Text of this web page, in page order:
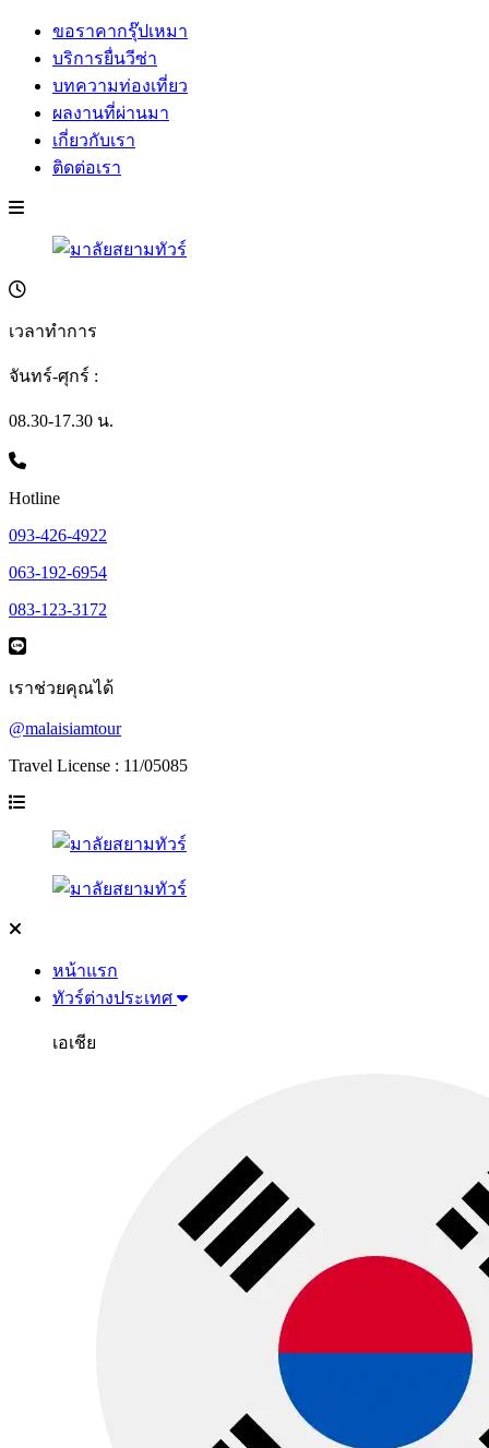
ขอราคากรุ๊ปเหมา
บริการยื่นวีซ่า
บทความท่องเที่ยว
ผลงานที่ผ่านมา
เกี่ยวกับเรา
ติดต่อเรา
เวลาทำการ
จันทร์-ศุกร์ :
08.30-17.30 น.
Hotline
093-426-4922
063-192-6954
083-123-3172
เราช่วยคุณได้
@malaisiamtour
Travel License : 11/05085
หน้าแรก
ทัวร์ต่างประเทศ
เอเชีย